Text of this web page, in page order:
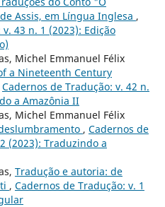
Assis, em Língua Inglesa ,
43 n. 1 (2023): Edição
Michel Emmanuel Félix
a Nineteenth Century
Cadernos de Tradução: v. 42 n.
a Amazônia II
Michel Emmanuel Félix
, Cadernos de
(2023): Traduzindo a
Tradução e autoria: de
, Cadernos de Tradução: v. 1